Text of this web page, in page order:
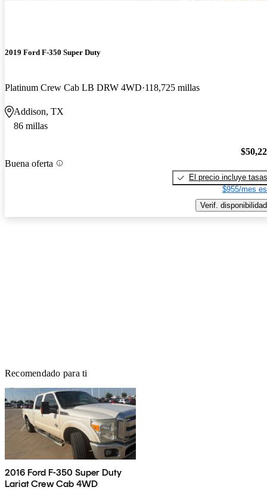
2019 Ford F-350 Super Duty
Platinum Crew Cab LB DRW 4WD 118,725 millas
Addison, TX
86 millas
Buena oferta
El precio incluye tasas
$955/mes
Verif. disponibilidad
Recomendado para ti
2016 Ford F-350 Super Duty
Lariat Crew Cab 4WD